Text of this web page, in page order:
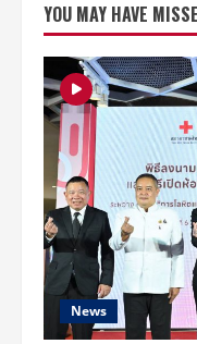
ต้อนรับ
ความ
สนุก
แสน
น่า
รัก
ของ
MOA>
POP-
UP
IN
ตั้งแต่
วัน
ที่
10-
23
มิถุนายน
2568
ณ
YOU MAY HAVE
News